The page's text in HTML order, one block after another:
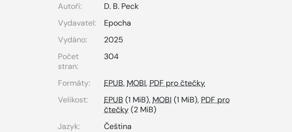
Autoři:
D. B. Peck
Vydavatel:
Epocha
Vydáno:
2025
Počet
stran:
304
Formáty: EPUB, MOBI, PDF pro čtečky
Velikost:
EPUB (1 MiB), MOBI (1 MiB), PDF pro
čtečky(2 MiB)
Jazyk:
Čeština